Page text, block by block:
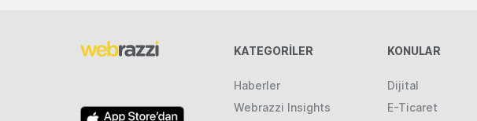
KATEGORILER
Haberler
Webrazzi Insights
KONULAR
Dijital
E-Ticaret